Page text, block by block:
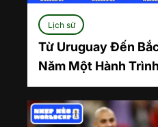
Lịch sử
Từ Uruguay Đến
Năm Một Hành
rộng quy mô giải